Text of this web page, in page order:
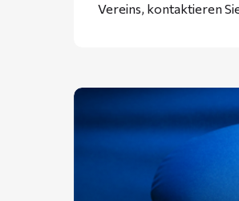
Vereins, kontaktieren